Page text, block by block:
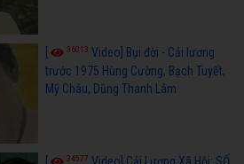
36013 Video] Bụi đời - Cải lương
trước 1975 Hùng Cường, Bạch Tuyết,
Mỹ Châu, Dũng Thanh Lâm
34577 Video] Cải Lương Xã Hội: SỐ